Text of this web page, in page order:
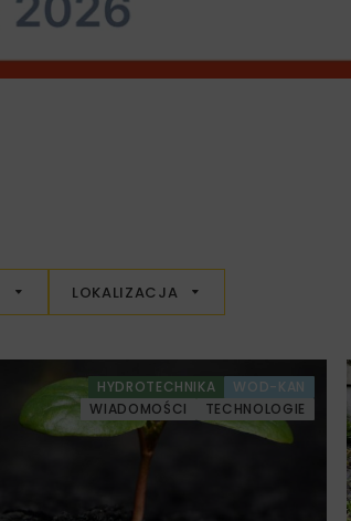
LOKALIZACJA
HYDROTECHNIKA
WOD-KAN
WIADOMOŚCI
TECHNOLOGIE